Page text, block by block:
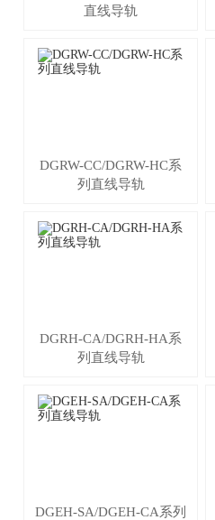
直线导轨
DGRW-CC/DGRW-HC系
列直线导轨
DGRH-CA/DGRH-HA系
列直线导轨
DGEH-SA/DGEH-CA系列